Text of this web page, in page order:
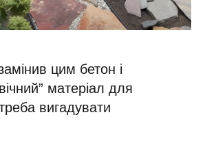
цим бетон і
матеріал для
вигадувати